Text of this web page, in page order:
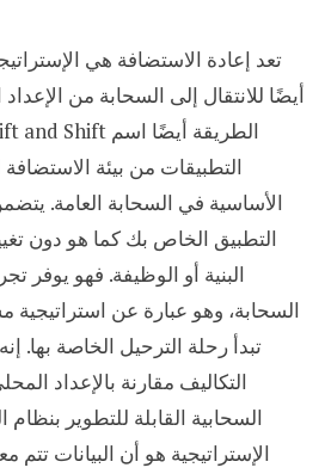
تعد إعادة الاستضافة هي
أيضًا للانتقال إلى السحابة من
التطبيقات من بيئة الاستضافة
الأساسية في السحابة العامة.
التطبيق الخاص بك كما هو دون
البنية أو الوظيفة. فهو يوفر
السحابة، وهو عبارة عن
تبدأ رحلة الترحيل الخاصة بها.
التكاليف مقارنة بالإعداد
السحابية القابلة للتطوير
الإستراتيجية هو أن البيانات تتم